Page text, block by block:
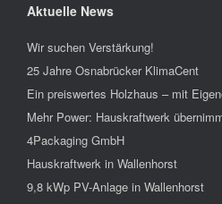
Aktuelle News
Wir suchen Verstärkung!
25 Jahre Osnabrücker KlimaCent
Ein preiswertes Holzhaus – mit
Mehr Power: Hauskraftwerk
4Packaging GmbH
Hauskraftwerk in Wallenhorst
9,8 kWp PV-Anlage in Wallenhorst